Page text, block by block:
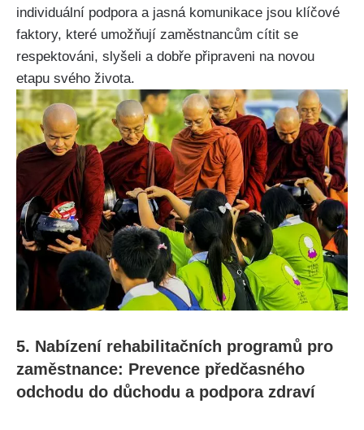
individuální podpora a jasná komunikace jsou klíčové
faktory, které umožňují zaměstnancům cítit se
respektováni, slyšeli a dobře připraveni na novou
etapu svého života.
5. Nabízení rehabilitačních programů pro
zaměstnance: Prevence předčasného
odchodu do důchodu a podpora zdraví